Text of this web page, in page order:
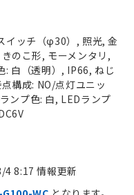
イッチ（φ30）, 照光, 金
のこ形, モーメンタリ,
: 白（透明）, IP66, ねじ
構成: NO/点灯ユニッ
ンプ色: 白, LEDランプ
4 8:17 情報更新